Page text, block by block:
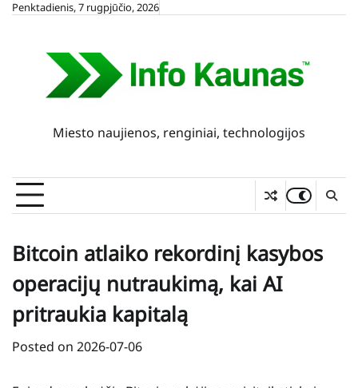
SkipPenktadienis, 7 rugpjūčio, 2026
Miesto naujienos, renginiai, technologijos
Bitcoin atlaiko rekordinį kasybos
operacijų nutraukimą, kai AI
pritraukia kapitalą
Posted on 2026-07-06